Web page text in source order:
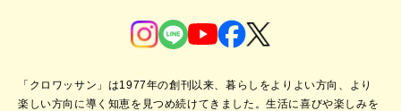
「クロワッサン」は1977年の創刊以来、暮らしをよりよい方向、より
楽しい方向に導く知恵を見つめ続けてきました。生活に喜びや楽しみを